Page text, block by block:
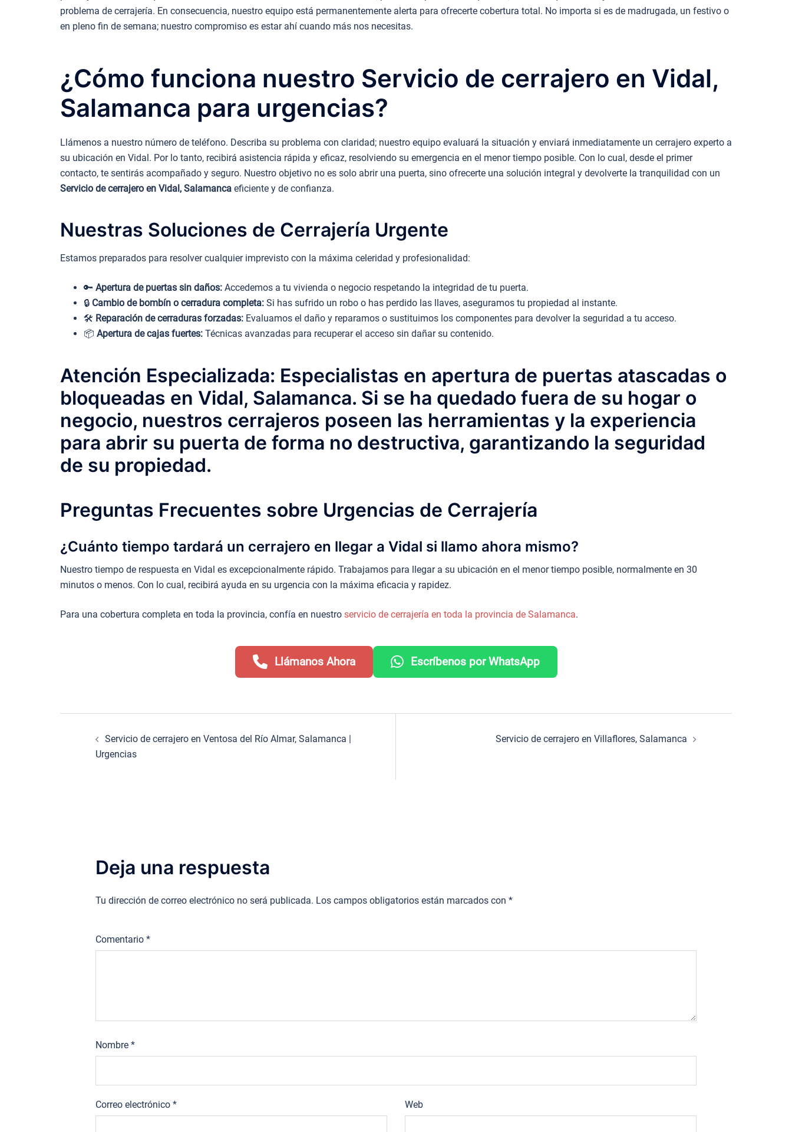
problema de cerrajería. En consecuencia, nuestro equipo está permanentemente alerta para ofrecerte cobertura total. No importa si es de madrugada, un festivo o
en pleno fin de semana; nuestro compromiso es estar ahí cuando más nos necesitas.
¿Cómo funciona nuestro Servicio de cerrajero en Vidal,
Salamanca para urgencias?
Llámenos a nuestro número de teléfono. Describa su problema con claridad; nuestro equipo evaluará la situación y enviará inmediatamente un cerrajero experto a
su ubicación en Vidal. Por lo tanto, recibirá asistencia rápida y eficaz, resolviendo su emergencia en el menor tiempo posible. Con lo cual, desde el primer
contacto, te sentirás acompañado y seguro. Nuestro objetivo no es solo abrir una puerta, sino ofrecerte una solución integral y devolverte la tranquilidad con un
Servicio de cerrajero en Vidal, Salamanca eficiente y de confianza.
Nuestras Soluciones de Cerrajería Urgente
Estamos preparados para resolver cualquier imprevisto con la máxima celeridad y profesionalidad:
🔑 Apertura de puertas sin daños: Accedemos a tu vivienda o negocio respetando la integridad de tu puerta.
🔒 Cambio de bombín o cerradura completa: Si has sufrido un robo o has perdido las llaves, aseguramos tu propiedad al instante.
🛠️ Reparación de cerraduras forzadas: Evaluamos el daño y reparamos o sustituimos los componentes para devolver la seguridad a tu acceso.
📦 Apertura de cajas fuertes: Técnicas avanzadas para recuperar el acceso sin dañar su contenido.
Atención Especializada: Especialistas en apertura de puertas atascadas o
bloqueadas en Vidal, Salamanca. Si se ha quedado fuera de su hogar o
negocio, nuestros cerrajeros poseen las herramientas y la experiencia
para abrir su puerta de forma no destructiva, garantizando la seguridad
de su propiedad.
Preguntas Frecuentes sobre Urgencias de Cerrajería
¿Cuánto tiempo tardará un cerrajero en llegar a Vidal si llamo ahora mismo?
Nuestro tiempo de respuesta en Vidal es excepcionalmente rápido. Trabajamos para llegar a su ubicación en el menor tiempo posible, normalmente en 30
minutos o menos. Con lo cual, recibirá ayuda en su urgencia con la máxima eficacia y rapidez.
Para una cobertura completa en toda la provincia, confía en nuestro servicio de cerrajería en toda la provincia de Salamanca.
Llámanos Ahora Escríbenos por WhatsApp
Navegación
Servicio de cerrajero en Ventosa del Río Almar, Salamanca |
Urgencias
Servicio de cerrajero en Villaflores, Salamanca
Deja una respuesta
Tu dirección de correo electrónico no será publicada. Los campos obligatorios están marcados con *
Comentario *
Nombre *
Correo electrónico * Web